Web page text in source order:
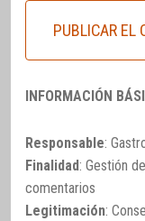
INFORMACIÓN
Responsable:
Finalidad: Gestión
comentarios
Legitimación: